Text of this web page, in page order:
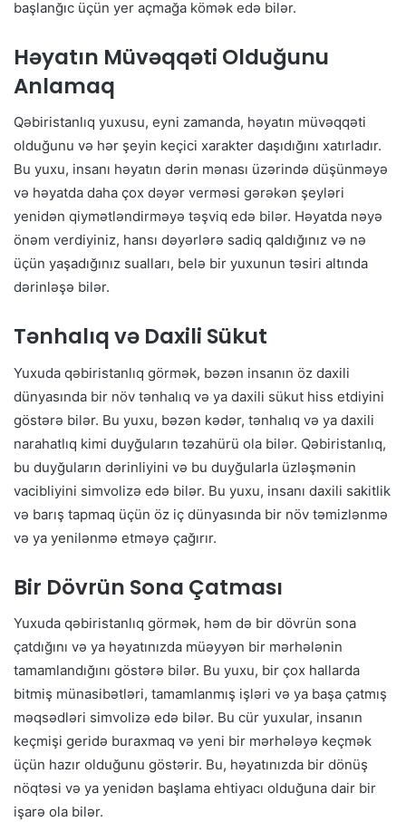
başlanğıc üçün yer açmağa kömək edə bilər.
Həyatın Müvəqqəti Olduğunu
Anlamaq
Qəbiristanlıq yuxusu, eyni zamanda, həyatın müvəqqəti
olduğunu və hər şeyin keçici xarakter daşıdığını xatırladır.
Bu yuxu, insanı həyatın dərin mənası üzərində düşünməyə
və həyatda daha çox dəyər verməsi gərəkən şeyləri
yenidən qiymətləndirməyə təşviq edə bilər. Həyatda nəyə
önəm verdiyiniz, hansı dəyərlərə sadiq qaldığınız və nə
üçün yaşadığınız sualları, belə bir yuxunun təsiri altında
dərinləşə bilər.
Tənhalıq və Daxili Sükut
Yuxuda qəbiristanlıq görmək, bəzən insanın öz daxili
dünyasında bir növ tənhalıq və ya daxili sükut hiss etdiyini
göstərə bilər. Bu yuxu, bəzən kədər, tənhalıq və ya daxili
narahatlıq kimi duyğuların təzahürü ola bilər. Qəbiristanlıq,
bu duyğuların dərinliyini və bu duyğularla üzləşmənin
vacibliyini simvolizə edə bilər. Bu yuxu, insanı daxili sakitlik
və barış tapmaq üçün öz iç dünyasında bir növ təmizlənmə
və ya yenilənmə etməyə çağırır.
Bir Dövrün Sona Çatması
Yuxuda qəbiristanlıq görmək, həm də bir dövrün sona
çatdığını və ya həyatınızda müəyyən bir mərhələnin
tamamlandığını göstərə bilər. Bu yuxu, bir çox hallarda
bitmiş münasibətləri, tamamlanmış işləri və ya başa çatmış
məqsədləri simvolizə edə bilər. Bu cür yuxular, insanın
keçmişi geridə buraxmaq və yeni bir mərhələyə keçmək
üçün hazır olduğunu göstərir. Bu, həyatınızda bir dönüş
nöqtəsi və ya yenidən başlama ehtiyacı olduğuna dair bir
işarə ola bilər.